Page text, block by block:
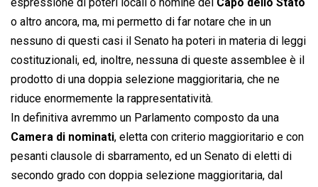
espressione di poteri locali o nomine del Capo dello Stato
o altro ancora, ma, mi permetto di far notare che in un
nessuno di questi casi il Senato ha poteri in materia di leggi
costituzionali, ed, inoltre, nessuna di queste assemblee è il
prodotto di una doppia selezione maggioritaria, che ne
riduce enormemente la rappresentatività.
In definitiva avremmo un Parlamento composto da una
Camera di nominati, eletta con criterio maggioritario e con
pesanti clausole di sbarramento, ed un Senato di eletti di
secondo grado con doppia selezione maggioritaria, dal